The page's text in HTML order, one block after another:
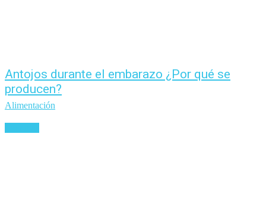
Antojos durante el embarazo ¿Por qué se
producen?
Alimentación